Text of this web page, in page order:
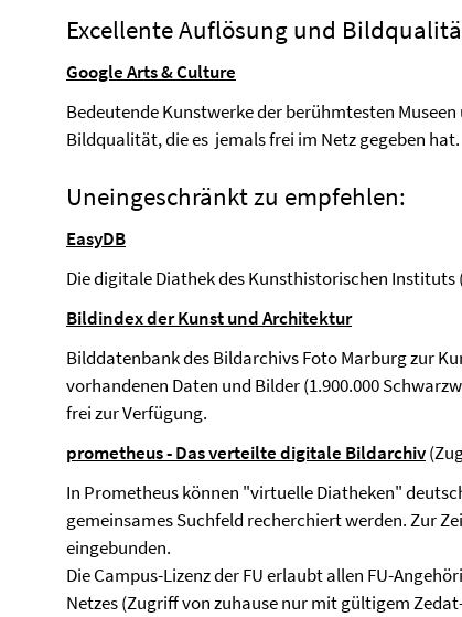
Excellente Auflösung und
Google Arts & Culture
Bedeutende Kunstwerke der berühmtesten
Bildqualität, die es jemals frei im Netz gegeben hat.
Uneingeschränkt zu empfehlen:
EasyDB
Die digitale Diathek des Kunsthistorischen Instituts
Bildindex der Kunst und Architektur
Bilddatenbank des Bildarchivs Foto Marburg zur
vorhandenen Daten und Bilder (1.900.000
frei zur Verfügung.
prometheus - Das verteilte digitale Bildarchiv
In Prometheus können "virtuelle Diatheken"
gemeinsames Suchfeld recherchiert werden. Zur
eingebunden.
Die Campus-Lizenz der FU erlaubt allen FU-
Netzes (Zugriff von zuhause nur mit gültigem